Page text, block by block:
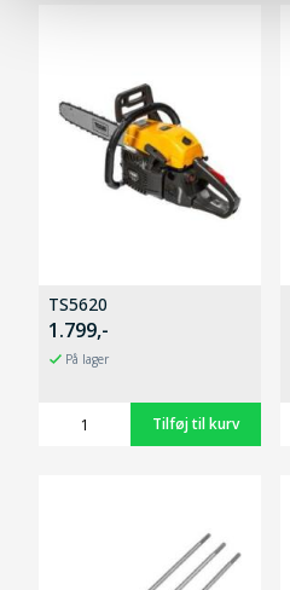
TS5620
1.799,-
På lager